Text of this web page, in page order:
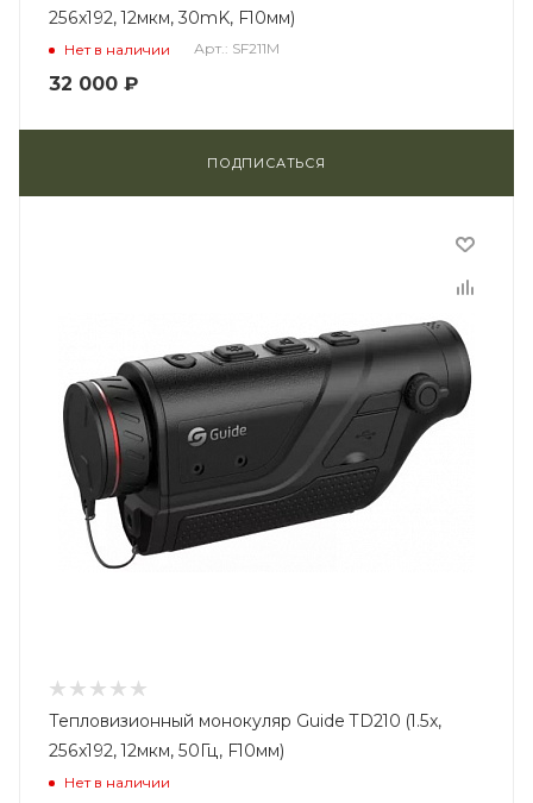
256x192, 12мкм, 30mK, F10мм)
Нет в наличии Арт.: SF211M
32 000 ₽
ПОДПИСАТЬСЯ
Тепловизионный монокуляр Guide TD210 (1.5x,
256x192, 12мкм, 50Гц, F10мм)
Нет в наличии